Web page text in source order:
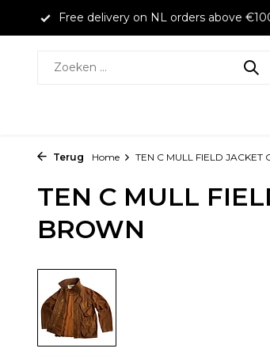
Free delivery on NL orders above
Terug Home TEN C MULL FIELD JACKET
TEN C MULL
BROWN